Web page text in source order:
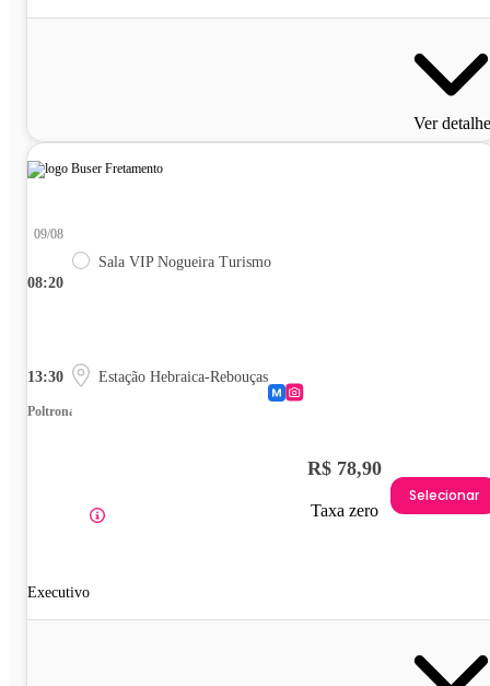
Ver
08:20
09/08
Sala VIP Nogueira Turismo
13:30 Estação Hebraica-Rebouças
Poltrona
Executivo
R$ 78,90
Taxa zero
Selecionar